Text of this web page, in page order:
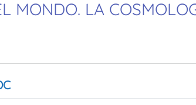
MONDO. LA